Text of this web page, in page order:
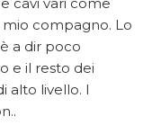
compagno. Lo
a dir poco
e il resto dei
alto livello. I